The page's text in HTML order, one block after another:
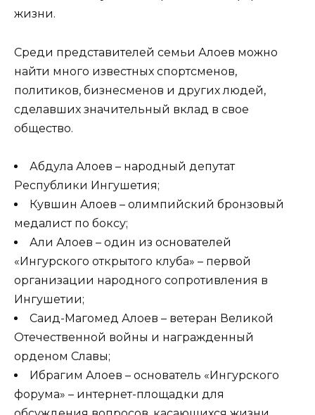
жизни.
Среди представителей семьи Алоев можно
найти много известных спортсменов,
политиков, бизнесменов и других людей,
сделавших значительный вклад в свое
общество.
Абдула Алоев – народный депутат
Республики Ингушетия;
Кувшин Алоев – олимпийский бронзовый
медалист по боксу;
Али Алоев – один из основателей
«Ингурского открытого клуба» – первой
организации народного сопротивления в
Ингушетии;
Саид-Магомед Алоев – ветеран Великой
Отечественной войны и награжденный
орденом Славы;
Ибрагим Алоев – основатель «Ингурского
форума» – интернет-площадки для